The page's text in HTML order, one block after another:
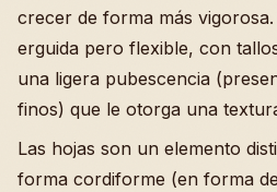
crecer de forma más
erguida pero flexible, con
una ligera pubescencia
finos) que le otorga una
Las hojas son un elemento
forma cordiforme (en forma